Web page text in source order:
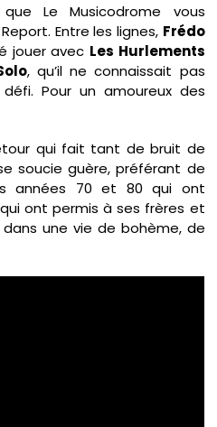
Le Musicodrome vous
Entre les lignes, Frédo
jouer avec Les Hurlements
, qu’il ne connaissait pas
Pour un amoureux des
qui fait tant de bruit de
soucie guère, préférant de
années 70 et 80 qui ont
ont permis à ses frères et
une vie de bohème, de